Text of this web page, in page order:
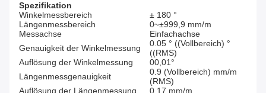
Spezifikation
Winkelmessbereich
± 180 °
Längenmessbereich
0~±999,9 mm/m
Messachse
Einfachachse
Genauigkeit der Winkelmessung
0.05 ° ((Vollbereich) °
((RMS)
Auflösung der Winkelmessung
00,01°
Längenmessgenauigkeit
0.9 (Vollbereich) mm/m
(RMS)
Auflösung der Längenmessung
0.17 mm/m